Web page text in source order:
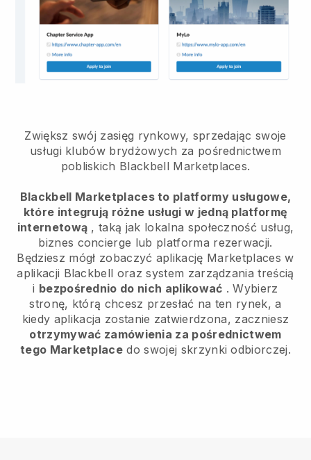
Zwiększ swój zasięg rynkowy, sprzedając swoje
usługi klubów brydżowych za pośrednictwem
pobliskich Blackbell Marketplaces.
Blackbell Marketplaces to platformy usługowe,
które integrują różne usługi w jedną platformę
internetową , taką jak lokalna społeczność usług,
biznes concierge lub platforma rezerwacji.
Będziesz mógł zobaczyć aplikację Marketplaces w
aplikacji Blackbell oraz system zarządzania treścią
i bezpośrednio do nich aplikować . Wybierz
stronę, którą chcesz przesłać na ten rynek, a
kiedy aplikacja zostanie zatwierdzona, zaczniesz
otrzymywać zamówienia za pośrednictwem
tego Marketplace do swojej skrzynki odbiorczej.